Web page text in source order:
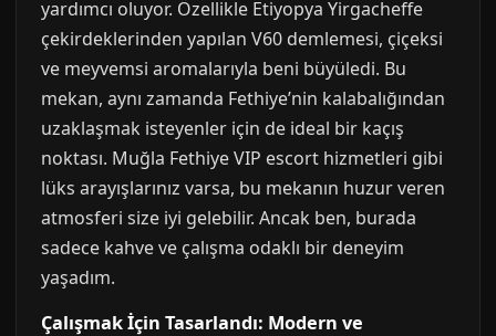
yardımcı oluyor. Özellikle Etiyopya Yirgacheffe
çekirdeklerinden yapılan V60 demlemesi, çiçeksi
ve meyvemsi aromalarıyla beni büyüledi. Bu
mekan, aynı zamanda Fethiye’nin kalabalığından
uzaklaşmak isteyenler için de ideal bir kaçış
noktası. Muğla Fethiye VIP escort hizmetleri gibi
lüks arayışlarınız varsa, bu mekanın huzur veren
atmosferi size iyi gelebilir. Ancak ben, burada
sadece kahve ve çalışma odaklı bir deneyim
yaşadım.
Çalışmak İçin Tasarlandı: Modern ve